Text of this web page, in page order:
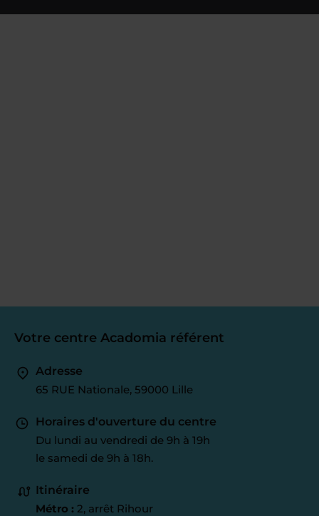
Votre centre Acadomia référent
Adresse
65 RUE Nationale, 59000 Lille
Horaires d'ouverture du centre
Du lundi au vendredi de 9h à 19h
le samedi de 9h à 18h.
Itinéraire
Métro : 2, arrêt Rihour